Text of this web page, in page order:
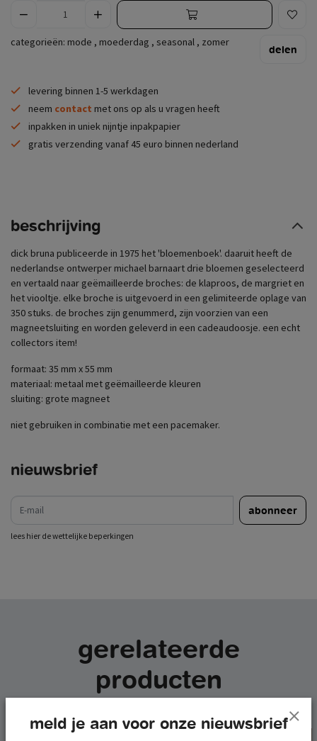
categorieën: mode , moederdag , seasonal , zomer
delen
levering binnen 1-5 werkdagen
neem contact met ons op als u vragen heeft
inpakken in uniek nijntje inpakpapier
gratis verzending vanaf 45 euro binnen nederland
beschrijving
dick bruna publiceerde in 1975 het 'bloemenboek'. daaruit heeft de
nederlandse ontwerper michael barnaart drie bloemen geselecteerd
en vertaald naar geëmailleerde broches: de klaproos, de margriet en
het viooltje. elke broche is uitgevoerd in een gelimiteerde oplage van
350 stuks. de broches zijn genummerd, zijn voorzien van een
magneetsluiting en worden geleverd in een cadeaudoosje. een echt
collectors item!
formaat: 35 mm x 55 mm
materiaal: metaal met geëmailleerde kleuren
sluiting: grote magneet
niet gebruiken in combinatie met een pacemaker.
nieuwsbrief
abonneer
lees hier de wettelijke beperkingen
gerelateerde
producten
meld je aan voor onze nieuwsbrief